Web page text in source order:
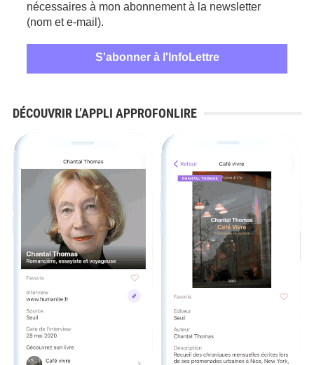
nécessaires à mon abonnement à la newsletter
(nom et e-mail).
DÉCOUVRIR L’APPLI APPROFONLIRE